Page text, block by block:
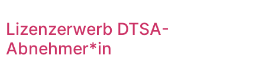
Lizenzerwerb DTSA-
Abnehmer*in